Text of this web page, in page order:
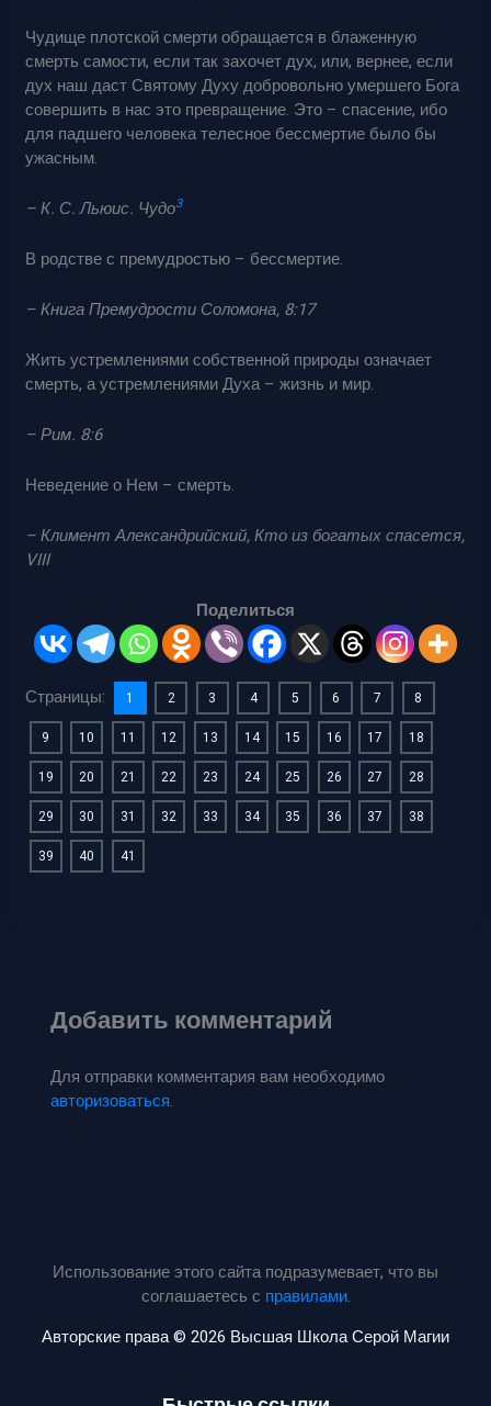
Чудище плотской смерти обращается в блаженную
смерть самости, если так захочет дух, или, вернее, если
дух наш даст Святому Духу добровольно умершего Бога
совершить в нас это превращение. Это – спасение, ибо
для падшего человека телесное бессмертие было бы
ужасным.
– К. С. Льюис. Чудо3
В родстве с премудростью – бессмертие.
– Книга Премудрости Соломона, 8:17
Жить устремлениями собственной природы означает
смерть, а устремлениями Духа – жизнь и мир.
– Рим. 8:6
Неведение о Нем – смерть.
– Климент Александрийский, Кто из богатых спасется,
VIII
Поделиться
Страницы: 1 2 3 4 5 6 7
8
9
10 11 12 13 14 15 16 17
18
19
20 21 22 23 24 25 26 27
28
29
30 31 32 33 34 35 36 37
38
39
40 41
Добавить комментарий
Для отправки комментария вам необходимо
авторизоваться.
Использование этого сайта подразумевает, что вы
соглашаетесь с правилами.
Авторские права © 2026 Высшая Школа Серой Магии